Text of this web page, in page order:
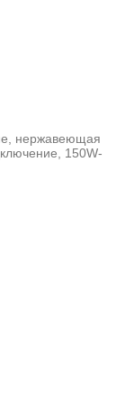
нержавеющая
150W-